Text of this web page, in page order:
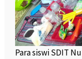
Para siswi SDIT